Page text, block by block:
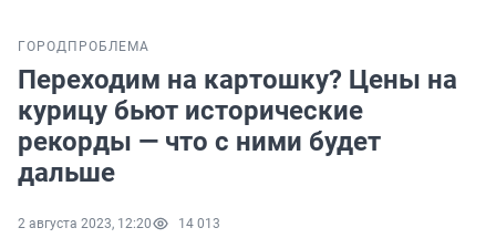
ГОРОД ПРОБЛЕМА
Переходим на картошку? Цены на
курицу бьют исторические
рекорды — что с ними будет
дальше
2 августа 2023, 12:20 14 013